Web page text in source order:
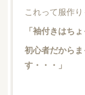
これって服作り
「袖付きはち
初心者だから
す・・・」